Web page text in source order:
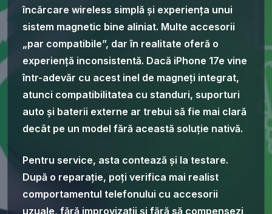
încărcare wireless simplă și experiența unui
sistem magnetic bine aliniat. Multe accesorii
„par compatibile”, dar în realitate oferă o
experiență inconsistentă. Dacă iPhone 17e vine
într-adevăr cu acest inel de magneți integrat,
atunci compatibilitatea cu standuri, suporturi
auto și baterii externe ar trebui să fie mai clară
decât pe un model fără această soluție nativă.
Pentru service, asta contează și la testare.
După o reparație, poți verifica mai realist
comportamentul telefonului cu accesorii
uzuale, fără improvizații și fără să compensezi